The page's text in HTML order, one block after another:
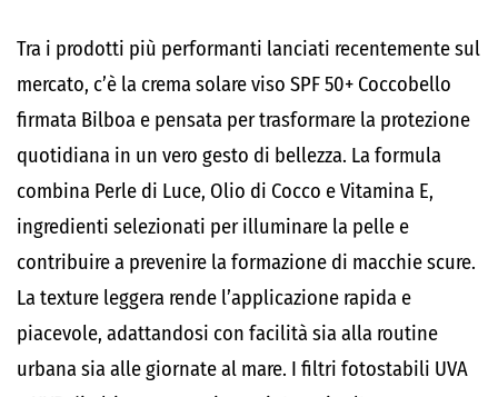
Tra i prodotti più performanti lanciati recentemente sul
mercato, c’è la crema solare viso SPF 50+ Coccobello
firmata Bilboa e pensata per trasformare la protezione
quotidiana in un vero gesto di bellezza. La formula
combina Perle di Luce, Olio di Cocco e Vitamina E,
ingredienti selezionati per illuminare la pelle e
contribuire a prevenire la formazione di macchie scure.
La texture leggera rende l’applicazione rapida e
piacevole, adattandosi con facilità sia alla routine
urbana sia alle giornate al mare. I filtri fotostabili UVA